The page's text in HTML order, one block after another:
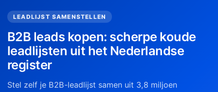
LEADLIJST SAMENSTELLEN
B2B leads kopen: scherpe koude
leadlijsten uit het Nederlandse
register
Stel zelf je B2B-leadlijst samen uit 3,8 miljoen